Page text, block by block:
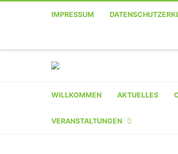
IMPRESSUM
TelefonFacebook
WILLKOMMEN AKTUELLES
VERANSTALTUNGEN